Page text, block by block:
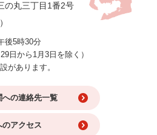
の丸三丁目1番2号
後5時30分
日から1月3日を除く）
があります。
への連絡先一覧
のアクセス